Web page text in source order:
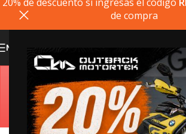
de compra
MENU
Estimado cliente, si el producto que
disponible, puede comprarlo
outbackmotortek.com